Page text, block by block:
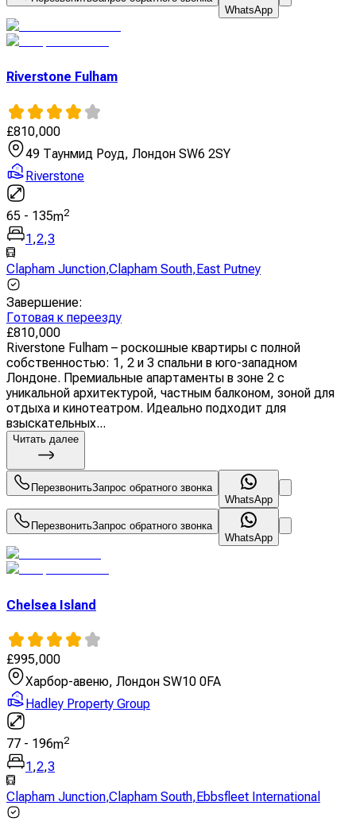
WhatsApp
Riverstone Fulham
£810,000
49 Таунмид Роуд, Лондон SW6 2SY
Riverstone
65 - 135m2
1,2,3
Clapham Junction,Clapham South,East Putney
Завершение:
Готовая к переезду
£810,000
Riverstone Fulham – роскошные квартиры с полной
собственностью: 1, 2 и 3 спальни в юго-западном
Лондоне. Премиальные апартаменты в зоне 2 с
уникальной архитектурой, частным балконом, зоной для
отдыха и кинотеатром. Идеально подходит для
взыскательных...
Читать далее
ПерезвонитьЗапрос обратного звонка
WhatsApp
ПерезвонитьЗапрос обратного звонка
WhatsApp
Chelsea Island
£995,000
Харбор-авеню, Лондон SW10 0FA
Hadley Property Group
77 - 196m2
1,2,3
Clapham Junction,Clapham South,Ebbsfleet International